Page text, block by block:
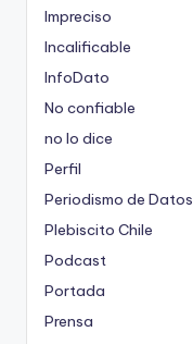
Impreciso
Incalificable
InfoDato
No confiable
no lo dice
Perfil
Periodismo de Datos
Plebiscito Chile
Podcast
Portada
Prensa